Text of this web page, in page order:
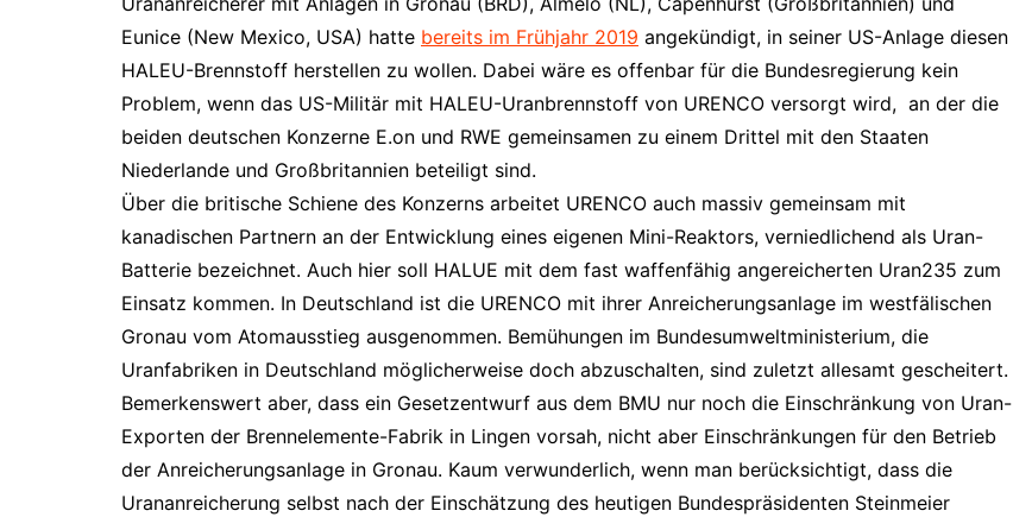
Eunice (New Mexico, USA) hatte bereits im Frühjahr 2019 angekündigt, in seiner US-Anlage diesen
HALEU-Brennstoff herstellen zu wollen. Dabei wäre es offenbar für die Bundesregierung kein
Problem, wenn das US-Militär mit HALEU-Uranbrennstoff von URENCO versorgt wird, an der die
beiden deutschen Konzerne E.on und RWE gemeinsamen zu einem Drittel mit den Staaten
Niederlande und Großbritannien beteiligt sind.
Über die britische Schiene des Konzerns arbeitet URENCO auch massiv gemeinsam mit
kanadischen Partnern an der Entwicklung eines eigenen Mini-Reaktors, verniedlichend als Uran-
Batterie bezeichnet. Auch hier soll HALUE mit dem fast waffenfähig angereicherten Uran235 zum
Einsatz kommen. In Deutschland ist die URENCO mit ihrer Anreicherungsanlage im westfälischen
Gronau vom Atomausstieg ausgenommen. Bemühungen im Bundesumweltministerium, die
Uranfabriken in Deutschland möglicherweise doch abzuschalten, sind zuletzt allesamt gescheitert.
Bemerkenswert aber, dass ein Gesetzentwurf aus dem BMU nur noch die Einschränkung von Uran-
Exporten der Brennelemente-Fabrik in Lingen vorsah, nicht aber Einschränkungen für den Betrieb
der Anreicherungsanlage in Gronau. Kaum verwunderlich, wenn man berücksichtigt, dass die
Urananreicherung selbst nach der Einschätzung des heutigen Bundespräsidenten Steinmeier